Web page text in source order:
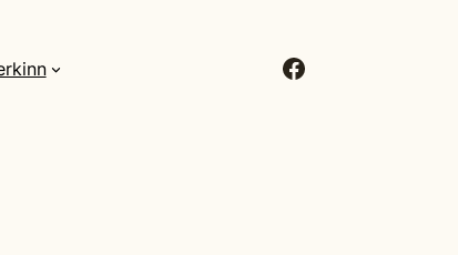
Facebook